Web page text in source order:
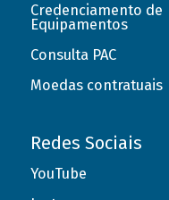
Credenciamento de
Equipamentos
Consulta PAC
Moedas contratuais
Redes Sociais
YouTube